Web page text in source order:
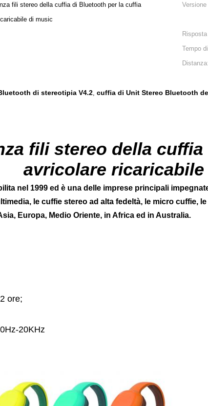
fili stereo della cuffia di Bluetooth per la cuffia
di music
Tempo
Distanza:
di stereotipia V4.2, cuffia di Unit Stereo Bluetooth
fili stereo della
avricolare
nel 1999 ed è una delle imprese principali
le cuffie stereo ad alta fedeltà, le micro cuffie,
Europa, Medio Oriente, in Africa ed in Australia.
ore;
20KHz